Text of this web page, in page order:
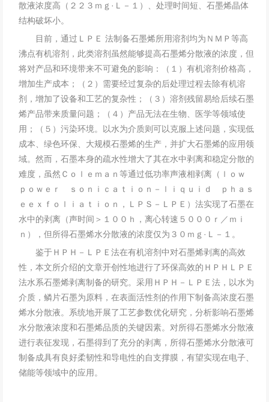
散液浓度高（２２３ｍｇ·Ｌ－１）、处理时间短、石墨烯晶体
结构破坏小。
目前，通过ＬＰＥ 法制备石墨烯所用溶剂均为ＮＭＰ等高
沸点有机溶剂，此类溶剂虽然能够提高石墨烯分散液的浓度，但
将对产品和环境带来不可避免的影响：（１）有机溶剂价格高，
增加生产成本；（２）需要经过复杂的后处理过程去除有机溶
剂，增加了设备和工艺的复杂性；（３）溶剂残留易给后续石墨
烯产品带来质量问题；（４）产品无法在生物、医学等领域使
用；（５）污染环境。以水为介质则可以克服上述问题，实现低
成本、绿色环保、大规模石墨烯的生产，并扩大石墨烯的应用领
域。然而，石墨本身的疏水性增大了其在水中剥离和稳定分散的
难度，虽然Ｃｏｌｅｍａｎ等通过低功率声液相剥离（ｌｏｗ
ｐｏｗｅｒ ｓｏｎｉｃａｔｉｏｎ－ｌｉｑｕｉｄ ｐｈａｓ
ｅｅｘｆｏｌｉａｔｉｏｎ，ＬＰＳ－ＬＰＥ）法实现了石墨在
水中的剥离（声时间＞１００ｈ，离心转速５０００ｒ／ｍｉ
ｎ），但所得石墨烯水分散液的浓度仅为３０ｍｇ·Ｌ－１。
鉴于ＨＰＨ－ＬＰＥ法在有机溶剂中对石墨烯剥离的高效
性，本文所介绍的文章开创性地进行了环保高效的ＨＰＨＬＰＥ
法水系石墨烯剥离制备的研究。采用ＨＰＨ－ＬＰＥ法，以水为
介质，鳞片石墨为原料，在表面活性剂的作用下制备高浓度石墨
烯水分散液。系统地开展了工艺参数优化研究，分析影响石墨烯
水分散液浓度和石墨烯品质的关键因素。对所得石墨烯水分散液
进行表征发现，石墨得到了充分的剥离，所得石墨烯水分散液可
制备成具有良好柔韧性和导电性的自支撑膜，有望实现在电子、
储能等领域中的应用。